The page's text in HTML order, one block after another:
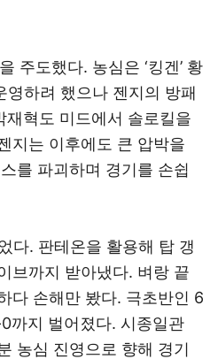
주도했다. 농심은 ‘킹겐’ 황
영하려 했으나 젠지의 방패
재혁도 미드에서 솔로킬을
지는 이후에도 큰 압박을
를 파괴하며 경기를 손쉽
다. 판테온을 활용해 탑 갱
브까지 받아냈다. 벼랑 끝
다 손해만 봤다. 극초반인 6
까지 벌어졌다. 시종일관
농심 진영으로 향해 경기